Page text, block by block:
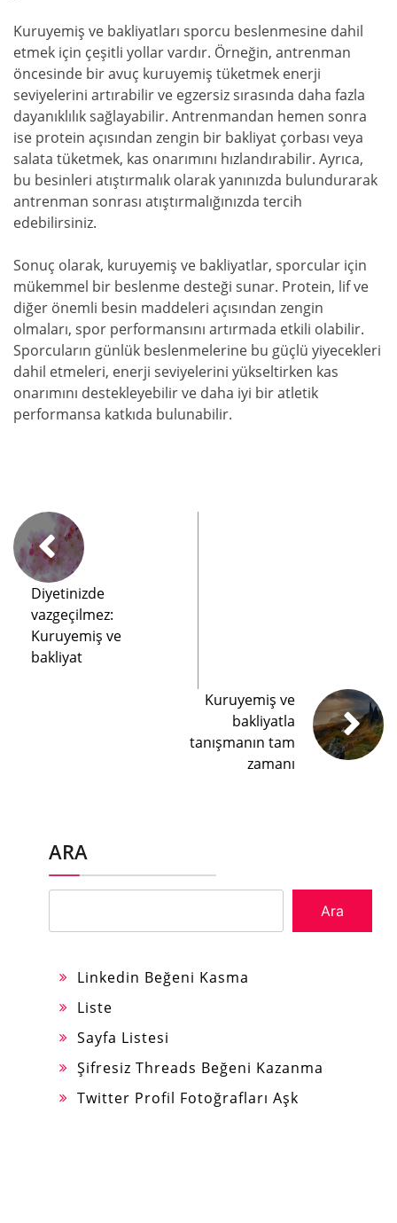
Kuruyemiş ve bakliyatları sporcu beslenmesine dahil
etmek için çeşitli yollar vardır. Örneğin, antrenman
öncesinde bir avuç kuruyemiş tüketmek enerji
seviyelerini artırabilir ve egzersiz sırasında daha fazla
dayanıklılık sağlayabilir. Antrenmandan hemen sonra
ise protein açısından zengin bir bakliyat çorbası veya
salata tüketmek, kas onarımını hızlandırabilir. Ayrıca,
bu besinleri atıştırmalık olarak yanınızda bulundurarak
antrenman sonrası atıştırmalığınızda tercih
edebilirsiniz.
Sonuç olarak, kuruyemiş ve bakliyatlar, sporcular için
mükemmel bir beslenme desteği sunar. Protein, lif ve
diğer önemli besin maddeleri açısından zengin
olmaları, spor performansını artırmada etkili olabilir.
Sporcuların günlük beslenmelerine bu güçlü yiyecekleri
dahil etmeleri, enerji seviyelerini yükseltirken kas
onarımını destekleyebilir ve daha iyi bir atletik
performansa katkıda bulunabilir.
Diyetinizde
vazgeçilmez:
Kuruyemiş ve
bakliyat
Kuruyemiş ve
bakliyatla
tanışmanın tam
zamanı
ARA
Ara
Linkedin Beğeni Kasma
Liste
Sayfa Listesi
Şifresiz Threads Beğeni Kazanma
Twitter Profil Fotoğrafları Aşk